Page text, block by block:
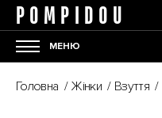
POMPIDOU
МЕНЮ
Головна / Жінки / Взуття /